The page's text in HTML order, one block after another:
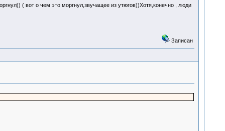
( вот о чем это моргнул,звучащее из утюгов))Хотя,конечно , люди
Записан